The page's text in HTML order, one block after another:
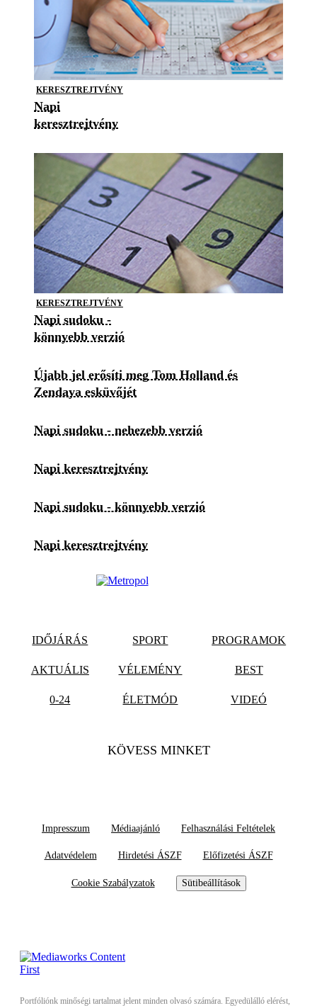
KERESZTREJTVÉNY
Napi
keresztrejtvény
KERESZTREJTVÉNY
Napi sudoku -
könnyebb verzió
Újabb jel erősíti meg Tom Holland és
Zendaya esküvőjét
Napi sudoku - nehezebb verzió
Napi keresztrejtvény
Napi sudoku - könnyebb verzió
Napi keresztrejtvény
IDŐJÁRÁS SPORT PROGRAMOK
AKTUÁLIS VÉLEMÉNY BEST
0-24 ÉLETMÓD VIDEÓ
KÖVESS MINKET
Impresszum Médiaajánló Felhasználási Feltételek
Adatvédelem Hirdetési ÁSZF Előfizetési ÁSZF
Cookie Szabályzatok Sütibeállítások
Portfóliónk minőségi tartalmat jelent minden olvasó számára. Egyedülálló elérést,